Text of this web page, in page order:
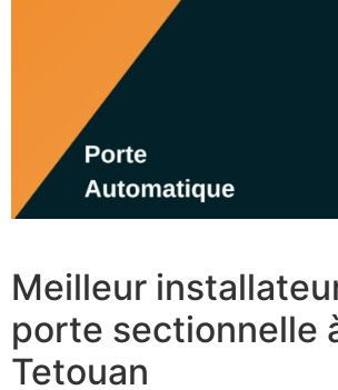
Meilleur
porte sectionnelle
Tetouan